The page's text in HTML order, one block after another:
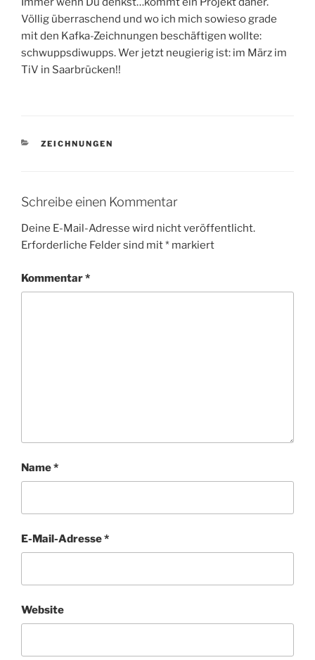
Völlig überraschend und wo ich mich sowieso grade
mit den Kafka-Zeichnungen beschäftigen wollte:
schwuppsdiwupps. Wer jetzt neugierig ist: im März im
TiV in Saarbrücken!!
KATEGORIEN
ZEICHNUNGEN
Schreibe einen Kommentar
Deine E-Mail-Adresse wird nicht veröffentlicht.
Erforderliche Felder sind mit* markiert
Kommentar*
Name*
E-Mail-Adresse*
Website